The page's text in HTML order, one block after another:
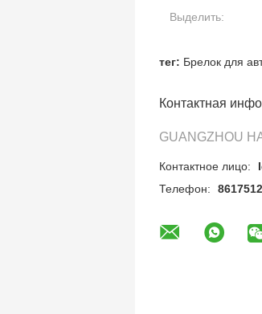
Выделить:
тег: Брелок для
Контактная
GUANGZHOU
Контактное лицо:
Телефон: